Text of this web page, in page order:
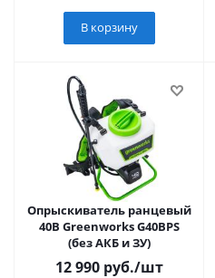
В корзину
Опрыскиватель ранцевый
40В Greenworks G40BPS
(без АКБ и ЗУ)
12 990 руб./шт